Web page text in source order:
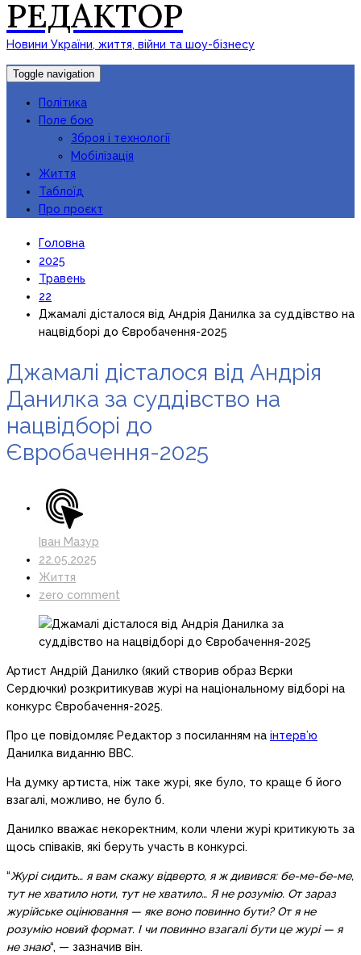
РЕДАКТОР
Новини України, життя, війни та шоу-бізнесу
Toggle navigation
Політика
Поле бою
Зброя і технології
Мобілізація
Життя
Таблоїд
Про проєкт
Головна
2025
Травень
22
Джамалі дісталося від Андрія Данилка за суддівство на
нацвідборі до Євробачення-2025
Джамалі дісталося від Андрія
Данилка за суддівство на
нацвідборі до
Євробачення-2025
Іван Мазур
22.05.2025
Життя
zero comment
Артист Андрій Данилко (який створив образ Вєрки
Сердючки) розкритикував журі на національному відборі на
конкурс Євробачення-2025.
Про це повідомляє Редактор з посиланням на інтерв’ю
Данилка виданню BBC.
На думку артиста, ніж таке журі, яке було, то краще б його
взагалі, можливо, не було б.
Данилко вважає некоректним, коли члени журі критикують за
щось співаків, які беруть участь в конкурсі.
“Журі сидить… я вам скажу відверто, я ж дивився: бе-ме-бе-ме,
тут не хватило ноти, тут не хватило… Я не розумію. От зараз
журійське оцінювання — яке воно повинно бути? От я не
розумію новий формат. І чи повинно взагалі бути це журі — я
не знаю“, — зазначив він.